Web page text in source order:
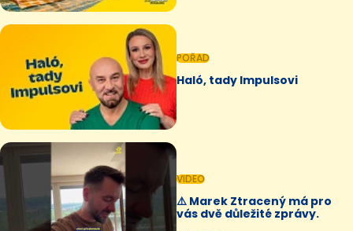
POŘAD
Haló, tady Impulsovi
VIDEO
⚠️ Marek Ztracený má pro
vás dvě důležité zprávy.